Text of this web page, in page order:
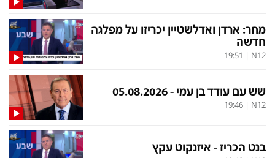
מחר: ארדן ואדלשטיין יכריזו על מפלגה
חדשה
N12
|
19:51
שש עם עודד בן עמי - 05.08.2026
N12
|
19:46
בנט הכריז - איזנקוט עקץ